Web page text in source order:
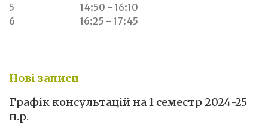
5
14:50 - 16:10
6
16:25 - 17:45
Нові записи
Графік консультацій на 1 семестр 2024-25
н.р.